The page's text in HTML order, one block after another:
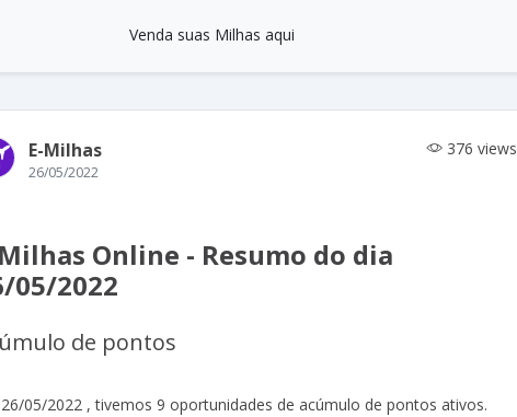
Venda suas Milhas aqui
E-Milhas 376 views
26/05/2022
Online - Resumo do dia
05/2022
de pontos
05/2022 , tivemos 9 oportunidades de acúmulo de pontos ativos.